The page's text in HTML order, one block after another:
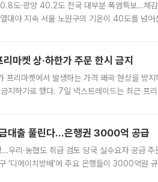
도·광양 40.2도 전국 대부분 폭염특보…체
대야 지속 서울 노원구의 기온이 40도를 넘
마켓 상·하한가 주문 한시 금지
프리마켓에서 발생하는 가격 왜곡 현상을 방
지하기로 했다. 7일 넥스트레이드는 최근 프
대출 풀린다…은행권 3000억 공급
우리·농협도 취급 검토 당국 실수요자 공급
‘디에이치방배’에 주요 은행들이 3000억원